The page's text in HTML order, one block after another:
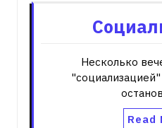
Несколько
"социализацией"
Read